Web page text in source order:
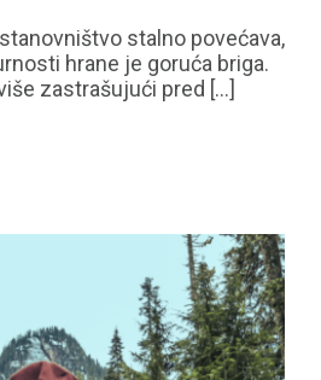
stalno povećava,
hrane je goruća briga.
zastrašujući pred [...]